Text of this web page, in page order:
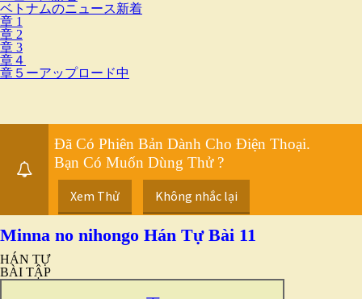
ベトナムのニュース新着
章 1
章 2
章 3
章４
章５ーアップロード中
Đã Có Phiên Bản Dành Cho Điện Thoại.
Bạn Có Muốn Dùng Thử ?
Xem Thử Không nhắc lại
Minna no nihongo Hán Tự Bài 11
HÁN TỰ
BÀI TẬP